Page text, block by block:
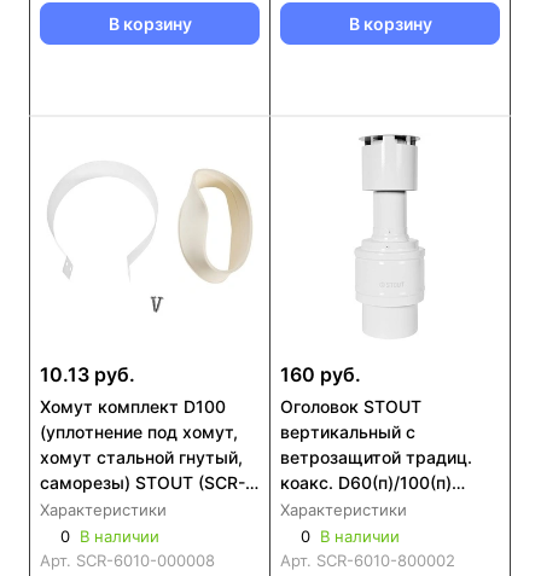
В корзину В корзину
10.13 руб.
Хомут комплект D100
(уплотнение под хомут,
хомут стальной гнутый,
саморезы) STOUT (SCR-
6010-000008)
Характеристики
0 В наличии
Арт. SCR-6010-000008
160 руб.
Оголовок STOUT
вертикальный с
ветрозащитой традиц.
коакс. D60(п)/100(п)
БЕЛЫЙ узкий (SCR-6010-
800002)
Характеристики
0 В наличии
Арт. SCR-6010-800002